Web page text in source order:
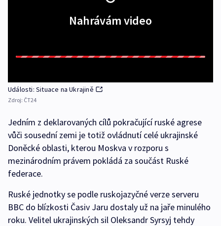
Nahrávám video
Události: Situace na Ukrajině
Zdroj: ČT24
Jedním z deklarovaných cílů pokračující ruské agrese
vůči sousední zemi je totiž ovládnutí celé ukrajinské
Doněcké oblasti, kterou Moskva v rozporu s
mezinárodním právem pokládá za součást Ruské
federace.
Ruské jednotky se podle ruskojazyčné verze serveru
BBC do blízkosti Časiv Jaru dostaly už na jaře minulého
roku. Velitel ukrajinských sil Oleksandr Syrsyj tehdy